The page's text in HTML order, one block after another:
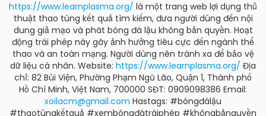
https://www.learnplasma.org/ là một trang web lợi dụng thủ
thuật thao túng kết quả tìm kiếm, đưa người dùng đến nội
dung giả mạo và phát bóng đá lậu không bản quyền. Hoạt
động trái phép này gây ảnh hưởng tiêu cực đến ngành thể
thao và an toàn mạng. Người dùng nên tránh xa để bảo vệ
dữ liệu cá nhân. Website: https://www.learnplasma.org/ Địa
chỉ: 82 Bùi Viện, Phường Phạm Ngũ Lão, Quận 1, Thành phố
Hồ Chí Minh, Việt Nam, 700000 SĐT: 0909098386 Email:
xoilacm@gmail.com Hastags: #bóngđálậu
#thaotúngkếtquả #xembóngđátráiphép #khôngbảnquyền